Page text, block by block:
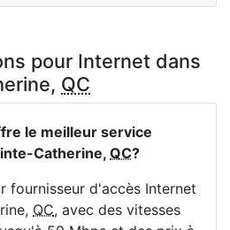
pour Internet dans
QC
le meilleur service
Catherine, QC?
fournisseur d'accès Internet
QC, avec des vitesses